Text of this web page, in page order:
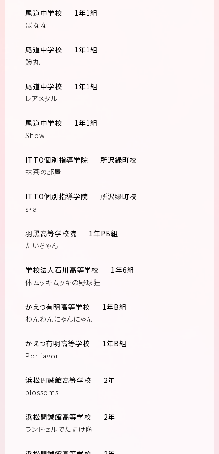
尾道中学校
1年1組
ばなな
尾道中学校
1年1組
鰺丸
尾道中学校
1年1組
レアメタル
尾道中学校
1年1組
Show
ITTO個別指導学院
所沢緑町校
抹茶の部屋
ITTO個別指導学院
所沢绿町校
s・a
羽黑高等学校院
1年PB組
たいちゃん
学校法人石川高等学校
1年6組
体ムッキムッキの野球狂
かえつ有明高等学校
1年B組
わんわんにゃんにゃん
かえつ有明高等学校
1年B組
Por favor
浜松開誠館高等学校
2年
blossoms
浜松開誠館高等学校
2年
ランドセルでたすけ隊